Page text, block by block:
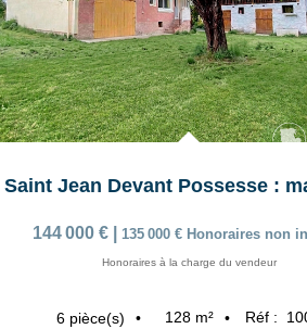
144 000 € 135 000 € Honoraires non
Honoraires à la charge du vendeur
6 pièce(s) 128 m² Réf :